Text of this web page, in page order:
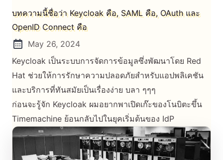
บทความนี้ชื่อว่า Keycloak คือ, SAML คือ, OAuth และ
OpenID Connect คือ
Posted on:
May 26, 2024
Keycloak เป็นระบบการจัดการข้อมูลซึ่งพัฒนาโดย Red
Hat ช่วยให้การรักษาความปลอดภัยสำหรับแอปพลิเคชัน
และบริการที่ทันสมัยเป็นเรื่องง่าย บลา ๆๆๆ
ก่อนจะรู้จัก Keycloak ผมอยากพาเปิดเก๊ะของโนบิตะขึ้น
Timemachine ย้อนกลับไปในยุคเริ่มต้นของ IdP